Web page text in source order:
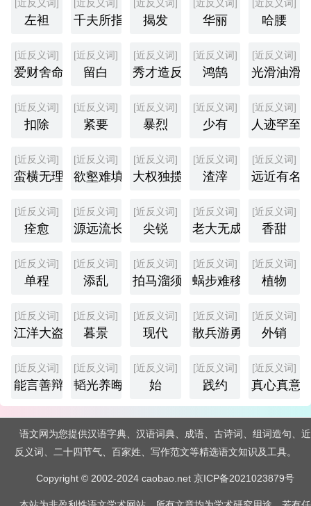
[近反义词]
左袒
[近反义词]
千夫所指
[近反义词]
揭发
[近反义词]
华丽
[近反义词]
哈腰
[近反义词]
爱财舍命
[近反义词]
留白
[近反义词]
秀才造反
[近反义词]
鸿鹄
[近反义词]
光滑油滑
[近反义词]
扣除
[近反义词]
紧要
[近反义词]
暴烈
[近反义词]
少有
[近反义词]
人迹罕至
[近反义词]
蛮横无理
[近反义词]
欲壑难填
[近反义词]
大权独揽
[近反义词]
渣滓
[近反义词]
远近有名
[近反义词]
痊愈
[近反义词]
源远流长
[近反义词]
尖锐
[近反义词]
老大无成
[近反义词]
香甜
[近反义词]
单程
[近反义词]
添乱
[近反义词]
拍马溜须
[近反义词]
蜗步难移
[近反义词]
植物
[近反义词]
江洋大盗
[近反义词]
暮景
[近反义词]
现代
[近反义词]
散兵游勇
[近反义词]
外销
[近反义词]
能言善辩
[近反义词]
韬光养晦
[近反义词]
始
[近反义词]
践约
[近反义词]
真心真意
语文网为您提供汉语字典、汉语词典、成语、古诗词、组词造句、近
反义词、二十四节气、百家姓、写作范文等精选语文知识及工具。
Copyright © 2002-2024 caobao.net 京ICP备2021023879号